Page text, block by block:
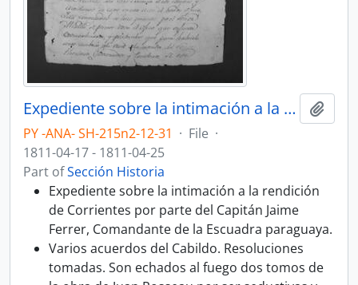
Expediente sobre la intimación a la rendición de Corrientes por parte del Capitán Jaime Ferrer, Comandante de la Escuadra paraguaya.
PY -ANA- SH-215n2-12-31 · File ·
1811-04-17 - 1811-04-25
Part ofSección Historia
Expediente sobre la intimación a la rendición
de Corrientes por parte del Capitán Jaime
Ferrer, Comandante de la Escuadra paraguaya.
Varios acuerdos del Cabildo. Resoluciones
tomadas. Son echados al fuego dos tomos de